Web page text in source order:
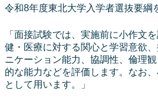
令和8年度東北大学入学者選抜要綱
「面接試験では、実施前に小作文
健・医療に対する関心と学習意欲
ニケーション能力、協調性、倫理
的な能力などを評価します。なお
として用います。」